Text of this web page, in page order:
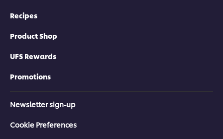
Recipes
Product Shop
UFS Rewards
Promotions
Newsletter sign-up
Cookie Preferences